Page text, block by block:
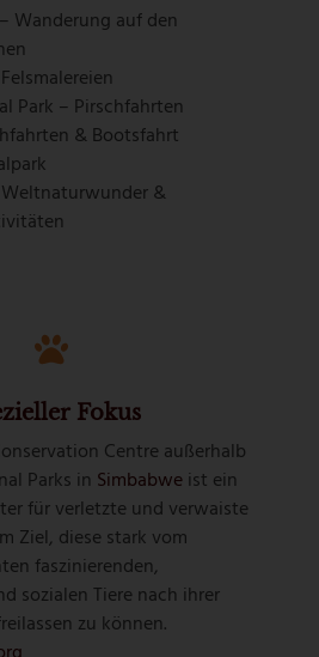
Wanderung auf den
Park – Pirschfahrten
& Bootsfahrt
&
Fokus
Centre außerhalb
Parks in Simbabweist ein
für verletzte und verwaiste
Ziel, diese stark vom
faszinierenden,
sozialen Tiere nach ihrer
zu können.